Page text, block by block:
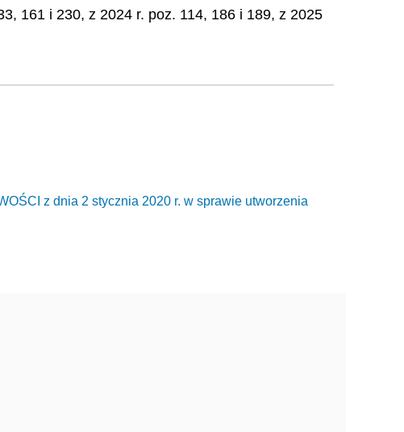
161 i 230, z 2024 r. poz. 114, 186 i 189, z 2025
z dnia 2 stycznia 2020 r. w sprawie utworzenia